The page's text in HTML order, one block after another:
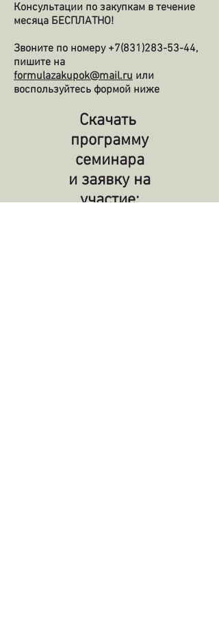
Консультации по закупкам в течение
месяца БЕСПЛАТНО!
Звоните по номеру +7(831)283-53-44,
пишите на
formulazakupok@mail.ru или
воспользуйтесь формой ниже
Скачать
программу
семинара
и заявку на
участие: